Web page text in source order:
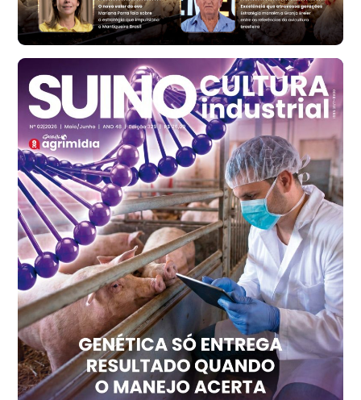
R$ 147,87
cx
Frango - Indicador
SP
R$ 7,13
kg
Frango - Indicador
SP
R$ 7,15
kg
Trigo Atacado - Regional
PR
R$ 1.414,20
t
Trigo Atacado - Regional
RS
R$ 1.314,40
t
Ovo Vermelho - Regional